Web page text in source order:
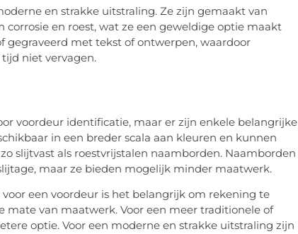
en strakke uitstraling. Ze zijn gemaakt van
en roest, wat ze een geweldige optie maakt
gegraveerd met tekst of ontwerpen, waardoor
niet vervagen.
voordeur identificatie, maar er zijn enkele belangrijke
in een breder scala aan kleuren en kunnen
slijtvast als roestvrijstalen naamborden. Naamborden
maar ze bieden mogelijk minder maatwerk.
een voordeur is het belangrijk om rekening te
van maatwerk. Voor een meer traditionele of
optie. Voor een moderne en strakke uitstraling zijn